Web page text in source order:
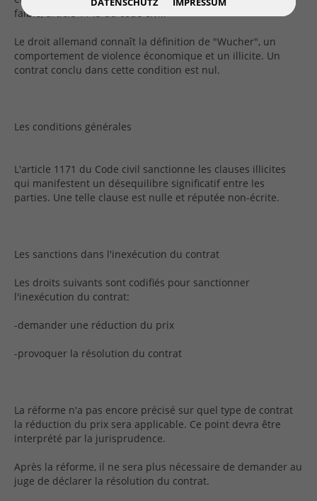
faible, article 1143 du code civil.
Le droit allemand connaît la définition de "Wucher", un
comportement de violence économique et un illicite. Un
contrat conclu dans cette condition est nul.
Les conditions générales
L'article 1171 du Code civil sanctionne les clauses illicites
qui manifestent un désequilibre significatif entre les
parties. Une telle clause est nulle et réputée non-écrite.
Les sanctions dans l'inexécution du contrat
Les droits suivants sont codifiés pour sanctionner
l'inexécution du contrat:
-demander une réduction du prix
-provoquer la résolution du contrat
La réforme n'a pas encore précisé sur quel type de contrat
la réduction du prix sera applicable. Ce point devra être
interprété par la jurisprudence.
Après la réforme, il ne sera plus nécessaire de demander au
juge de déclarer la résolution du contrat.